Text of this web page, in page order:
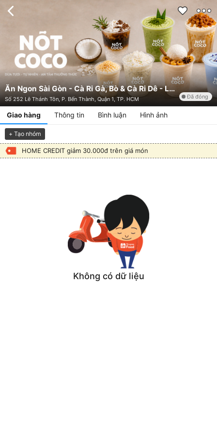
Ăn Ngon Sài Gòn - Cà Ri Gà, Bò & Cà Ri Dê - Lê Thánh Tôn
Số 252 Lê Thánh Tôn, P. Bến Thành, Quận 1, TP. HCM Đã đóng
Giao hàng Thông tin Bình luận Hình ảnh
+ Tạo nhóm
HOME CREDIT giảm 30.000đ trên giá món
Không có dữ liệu